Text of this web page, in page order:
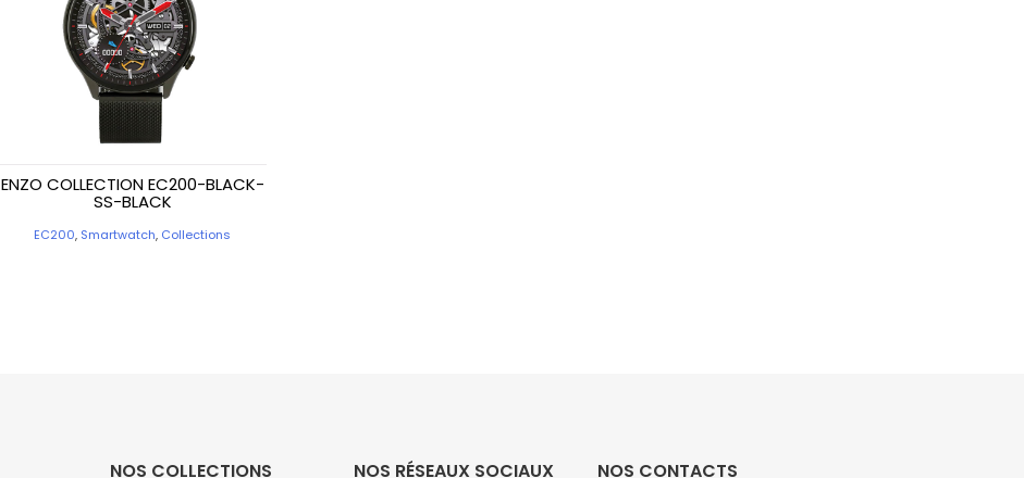
ENZO COLLECTION EC200-BLACK-
SS-BLACK
EC200, Smartwatch, Collections
NOS COLLECTIONS NOS RÉSEAUX SOCIAUX NOS CONTACTS